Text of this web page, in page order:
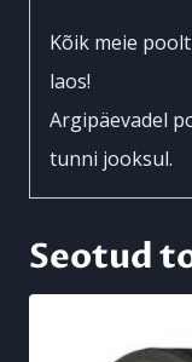
Kõik meie
laos!
Argipäevadel
tunni jooksul.
Seotud